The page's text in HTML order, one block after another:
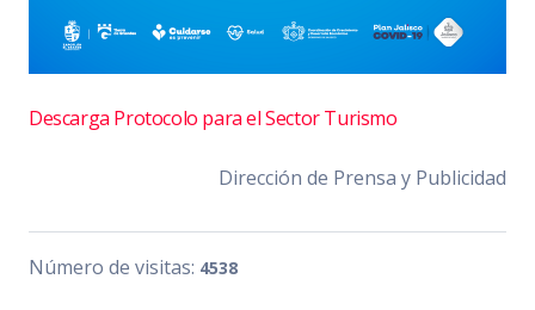
Descarga Protocolo para el Sector Turismo
Dirección de Prensa y Publicidad
Número de visitas: 4538